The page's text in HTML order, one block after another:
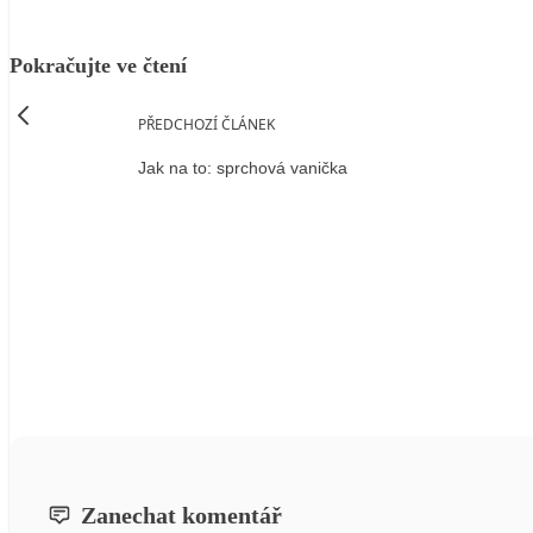
Pokračujte ve čtení
PŘEDCHOZÍ ČLÁNEK
Jak na to: sprchová vanička
Zanechat komentář